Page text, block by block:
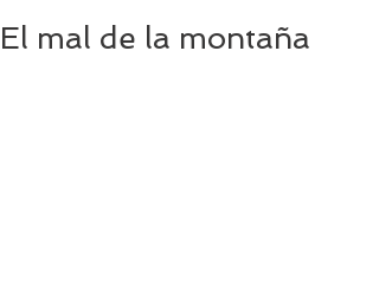
El mal de la montaña